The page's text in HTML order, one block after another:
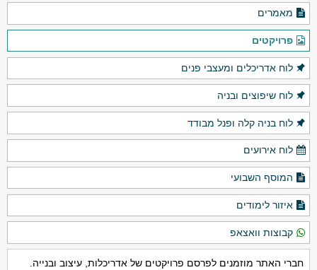
מאמרים
פרויקטים
לוח אדריכלים ומעצבי פנים
לוח שיפוצים ובניה
לוח בניה קלה ופנל מבודד
לוח אירועים
המוסף השבועי
איזור לימודים
קבוצות וואצאפ
חברי האתר מוזמנים לפרסם פרויקטים של אדריכלות, עיצוב ובנייה.